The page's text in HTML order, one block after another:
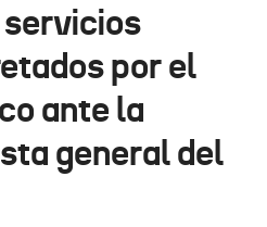
por el
ante la
general del